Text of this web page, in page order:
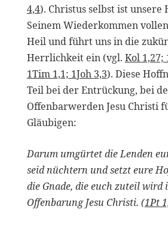
4,4). Christus selbst ist unsere
Seinem Wiederkommen
Heil und führt uns in die
Herrlichkeit ein (vgl. Kol 1,27;
1Tim 1,1; 1Joh 3,3). Diese
Teil bei der Entrückung, bei
Offenbarwerden Jesu Christi
Gläubigen:
Darum umgürtet die Lenden
seid nüchtern und setzt eure
die Gnade, die euch zuteil wird
Offenbarung Jesu Christi. (1Pt